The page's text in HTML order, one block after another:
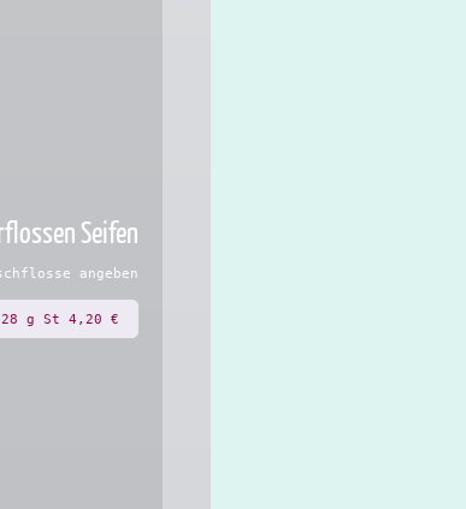
Seifen
angeben
28 g St 4,20 €